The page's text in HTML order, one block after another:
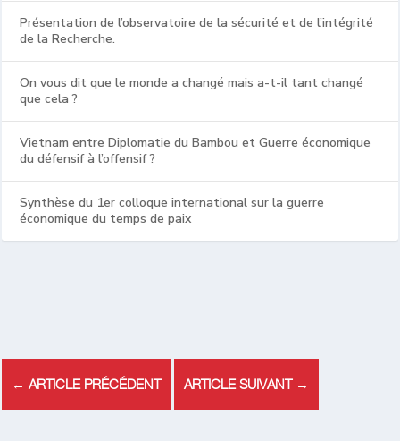
Présentation de l’observatoire de la sécurité et de l’intégrité
de la Recherche.
On vous dit que le monde a changé mais a-t-il tant changé
que cela ?
Vietnam entre Diplomatie du Bambou et Guerre économique
du défensif à l’offensif ?
Synthèse du 1er colloque international sur la guerre
économique du temps de paix
←ARTICLE PRÉCÉDENT ARTICLE SUIVANT→